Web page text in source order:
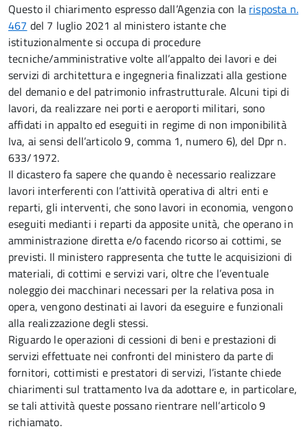
Questo il chiarimento espresso dall’Agenzia con la risposta n.
467 del 7 luglio 2021 al ministero istante che
istituzionalmente si occupa di procedure
tecniche/amministrative volte all’appalto dei lavori e dei
servizi di architettura e ingegneria finalizzati alla gestione
del demanio e del patrimonio infrastrutturale. Alcuni tipi di
lavori, da realizzare nei porti e aeroporti militari, sono
affidati in appalto ed eseguiti in regime di non imponibilità
Iva, ai sensi dell’articolo 9, comma 1, numero 6), del Dpr n.
633/1972.
Il dicastero fa sapere che quando è necessario realizzare
lavori interferenti con l’attività operativa di altri enti e
reparti, gli interventi, che sono lavori in economia, vengono
eseguiti medianti i reparti da apposite unità, che operano in
amministrazione diretta e/o facendo ricorso ai cottimi, se
previsti. Il ministero rappresenta che tutte le acquisizioni di
materiali, di cottimi e servizi vari, oltre che l’eventuale
noleggio dei macchinari necessari per la relativa posa in
opera, vengono destinati ai lavori da eseguire e funzionali
alla realizzazione degli stessi.
Riguardo le operazioni di cessioni di beni e prestazioni di
servizi effettuate nei confronti del ministero da parte di
fornitori, cottimisti e prestatori di servizi, l’istante chiede
chiarimenti sul trattamento Iva da adottare e, in particolare,
se tali attività queste possano rientrare nell’articolo 9
richiamato.